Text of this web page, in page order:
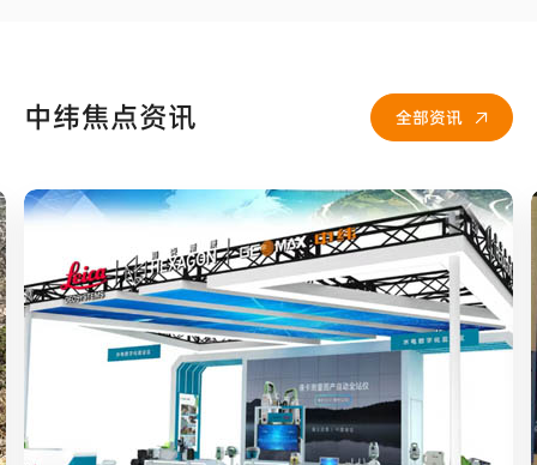
中纬焦点资讯
全部资讯
全部资讯
